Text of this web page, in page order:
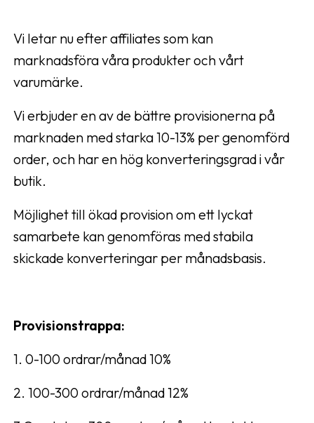
Vi letar nu efter affiliates som kan
marknadsföra våra produkter och vårt
varumärke.
Vi erbjuder en av de bättre provisionerna på
marknaden med starka 10-13% per genomförd
order, och har en hög konverteringsgrad i vår
butik.
Möjlighet till ökad provision om ett lyckat
samarbete kan genomföras med stabila
skickade konverteringar per månadsbasis.
Provisionstrappa:
1. 0-100 ordrar/månad 10%
2. 100-300 ordrar/månad 12%